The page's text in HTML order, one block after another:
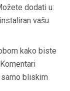
dodati u:
vašu
kako biste
bliskim